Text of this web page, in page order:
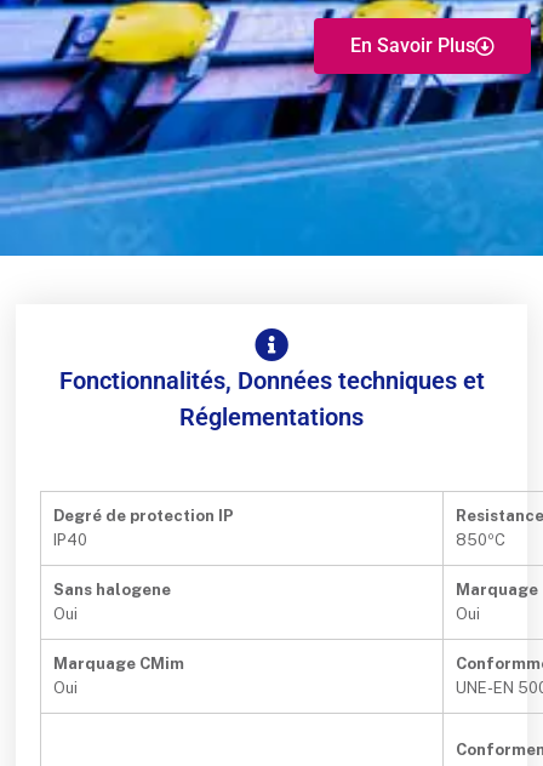
En Savoir Plus
Fonctionnalités, Données techniques et
Réglementations
Degré de protection IP
IP40
850ºC
Sans halogene
Oui
Marquage
Oui
Marquage CMim
Oui
UNE-EN